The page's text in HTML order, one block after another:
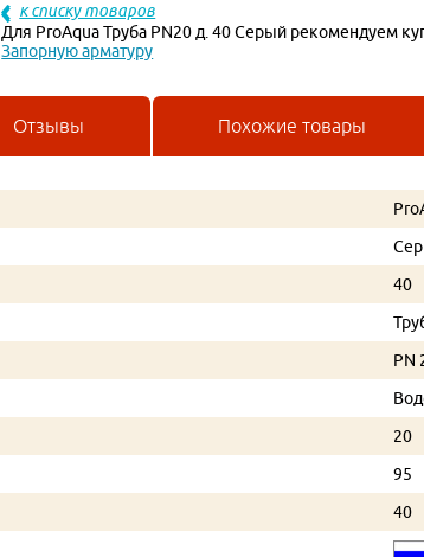
к списку товаров
Для ProAqua Труба PN20 д. 40 Серый рекомендуем
Запорную арматуру
Отзывы Похожие товары
40
PN
20
95
40